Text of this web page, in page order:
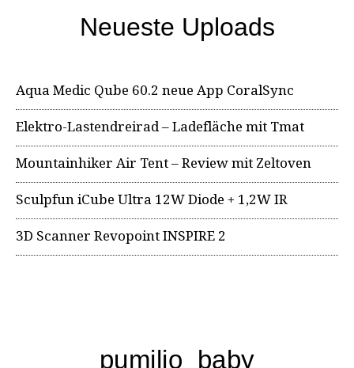
Neueste Uploads
Aqua Medic Qube 60.2 neue App CoralSync
Elektro-Lastendreirad – Ladefläche mit Tmat
Mountainhiker Air Tent – Review mit Zeltoven
Sculpfun iCube Ultra 12W Diode + 1,2W IR
3D Scanner Revopoint INSPIRE 2
pumilio_baby